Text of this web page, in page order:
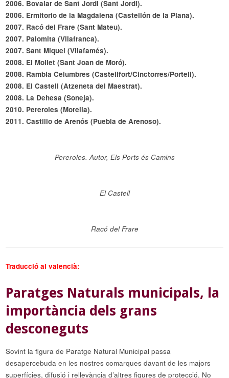
2006. Bovalar de Sant Jordi (Sant Jordi).
2006. Ermitorio de la Magdalena (Castellón de la Plana).
2007. Racó del Frare (Sant Mateu).
2007. Palomita (Vilafranca).
2007. Sant Miquel (Vilafamés).
2008. El Mollet (Sant Joan de Moró).
2008. Rambla Celumbres (Castellfort/Cinctorres/Portell).
2008. El Castell (Atzeneta del Maestrat).
2008. La Dehesa (Soneja).
2010. Pereroles (Morella).
2011. Castillo de Arenós (Puebla de Arenoso).
Pereroles. Autor, Els Ports és Camins
El Castell
Racó del Frare
Traducció al valencià:
Paratges Naturals municipals, la
importància dels grans
desconeguts
Sovint la figura de Paratge Natural Municipal passa
desapercebuda en les nostres comarques davant de les majors
superfícies, difusió i rellevància d’altres figures de protecció. No